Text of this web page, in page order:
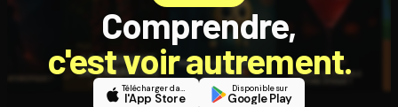
Comprendre,
c'est voir autrement.
Télécharger dans
l'App Store
Disponible sur
Google Play